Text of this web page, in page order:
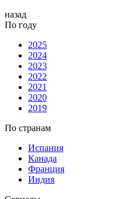
назад
По году
2025
2024
2023
2022
2021
2020
2019
По странам
Испания
Канада
Франция
Индия